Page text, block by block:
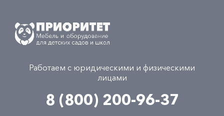
Работаем с юридическими и физическими
лицами
8 (800) 200-96-37